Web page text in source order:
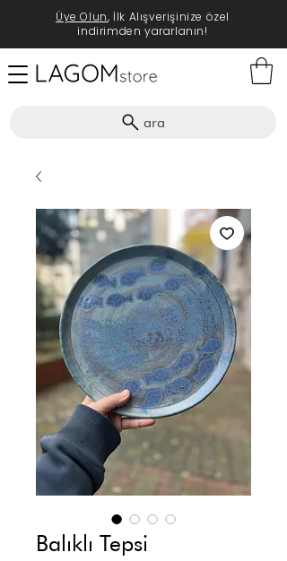
ara
Üye Olun, İlk Alışverişinize özel
indirimden yararlanın!
Balıklı Tepsi